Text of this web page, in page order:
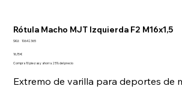
Rótula Macho MJT Izquierda F2 M16x1,5
SKU:
SKU
10642365
Precio
16,15 €
Compra 10 piezas y ahorra 25% del precio
Extremo de varilla para deportes de